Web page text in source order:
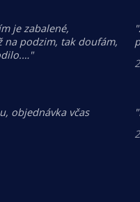
je zabalené,
podzim, tak doufám,
objednávka včas